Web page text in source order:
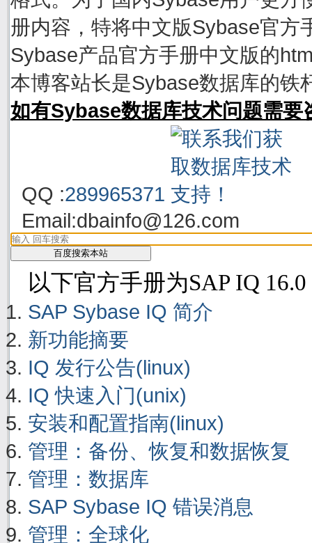
册内容，特将中文版Sybase官方
Sybase产品官方手册中文版的
本博客站长是Sybase数据库的铁
如有Sybase数据库技术问题需要
QQ :289965371
Email:dbainfo@126.com
以下官方手册为SAP IQ
SAP Sybase IQ 简介
新功能摘要
IQ 发行公告(linux)
IQ 快速入门(unix)
安装和配置指南(linux)
管理：备份、恢复和数据恢复
管理：数据库
SAP Sybase IQ 错误消息
管理：全球化